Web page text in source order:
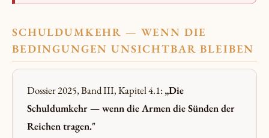
SCHULDUMKEHR — WENN DIE
BEDINGUNGEN UNSICHTBAR BLEIBEN
Dossier 2025, Band III, Kapitel 4.1: „Die
Schuldumkehr — wenn die Armen die Sünden der
Reichen tragen."